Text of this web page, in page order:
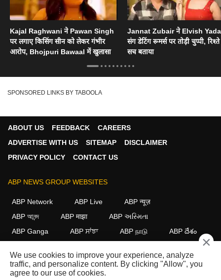
Kajal Raghwani ने Pawan Singh
पर लगाए किसिंग सीन को लेकर गंभीर
आरोप, Bhojpuri Bawaal में खुलासा
Jannat Zubair ने Elvish
संग डेटिंग रूमर्स पर तोड़ी चुप्पी,
सच बताया
SPONSORED LINKS BY TABOOLA
ABOUT US FEEDBACK
CAREERS
ADVERTISE WITH US
SITEMAP
DISCLAIMER
PRIVACY POLICY
CONTACT US
ABP NEWS GROUP WEBSITES
ABP Network ABP Live
ABP न्यूज़
ABP আনন্দ
ABP माझा
ABP અસ્મિતા
ABP Ganga
ABP ਸਾਂਝਾ ABP நாடு ABP దేశం
FOLLOW US
×
We use cookies to improve your experience, analyze
traffic, and personalize content. By clicking "Allow", you
agree to our use of cookies.